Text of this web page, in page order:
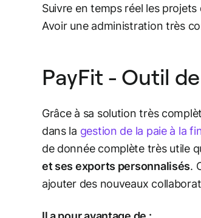
Suivre en temps réel les
Avoir une administration très
PayFit - Outil
Grâce à sa solution très
dans la gestion de la paie à la
de donnée complète très utile
et ses exports personnalisés.
ajouter des nouveaux